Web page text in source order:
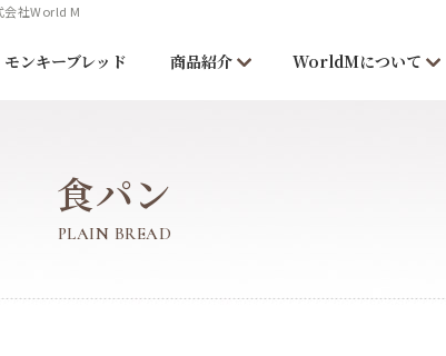
会社World M
モンキーブレッド 商品紹介 WorldMについて
食パン
PLAIN BREAD